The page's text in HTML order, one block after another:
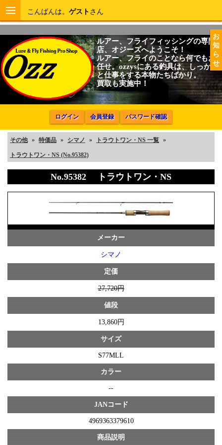
お
知
ら
せ
こんばんは。 ゲスト さん
ルアー、フライフィッシングの専門
店、オジーズへようこそ！
ルアー、フライのことなら何でもお
任せ。ozzysにある釣具は、しっかり
と仕事をする本物たちばかり。
買取も実施中！
ログイン 会員登録 パスワード確認
その他 » 特価品 » シマノ » トラウトワン・NS 一覧 »
トラウトワン・NS (No.95382)
No.95382 トラウトワン・NS
メーカー
シマノ
定価
27,720円
値段
13,860円
サイズ
S77MLL
カラー
--
JANコード
4969363379610
商品説明